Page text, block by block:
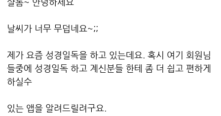
날씨가 너무 무덥네요~;;
제가 요즘 성경일독을 하고 있는데요. 혹시 여기 회원님
들중에 성경일독 하고 계신분들 한테 좀 더 쉽고 편하게
하실수
있는 앱을 알려드릴려구요.